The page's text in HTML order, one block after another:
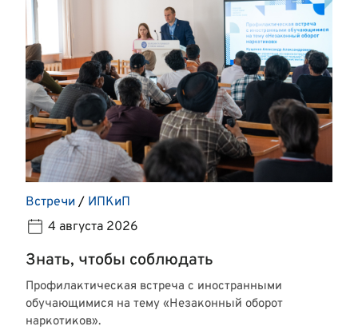
Встречи / ИПКиП
4 августа 2026
Знать, чтобы соблюдать
Профилактическая встреча с иностранными
обучающимися на тему «Незаконный оборот
наркотиков».